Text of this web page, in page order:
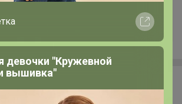
+1.9K
девочки "Кружевной
вышивка"